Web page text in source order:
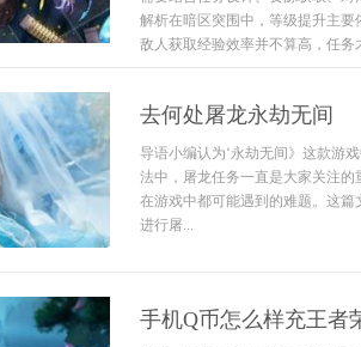
解析在暗区突围中，等级提升主
敌人获取经验效率并不算高，任务
去何处屠龙永劫无间
导语小编认为‘永劫无间》这款游
法中，屠龙任务一直是大家关注
在游戏中都可能遇到的难题。这
进行屠...
手机Q币怎么样充王者